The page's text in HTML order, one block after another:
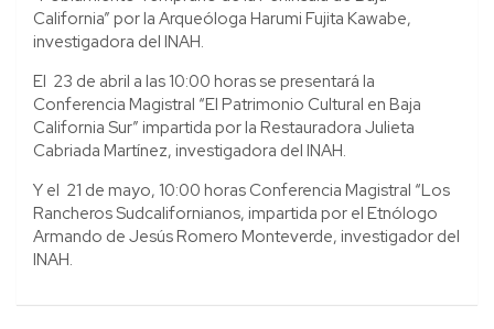
California” por la Arqueóloga Harumi Fujita Kawabe,
investigadora del INAH.
El 23 de abril a las 10:00 horas se presentará la
Conferencia Magistral “El Patrimonio Cultural en Baja
California Sur” impartida por la Restauradora Julieta
Cabriada Martínez, investigadora del INAH.
Y el 21 de mayo, 10:00 horas Conferencia Magistral “Los
Rancheros Sudcalifornianos, impartida por el Etnólogo
Armando de Jesús Romero Monteverde, investigador del
INAH.